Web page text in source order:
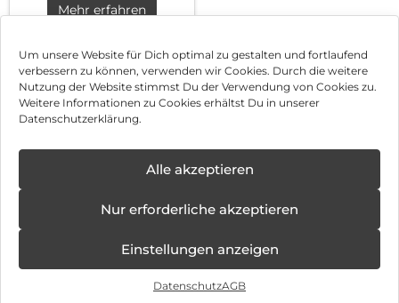
Um unsere Website für Dich optimal zu gestalten und fortlaufend
verbessern zu können, verwenden wir Cookies. Durch die weitere
Nutzung der Website stimmst Du der Verwendung von Cookies zu.
Weitere Informationen zu Cookies erhältst Du in unserer
Datenschutzerklärung.
Alle akzeptieren
Nur erforderliche akzeptieren
Einstellungen anzeigen
DatenschutzAGB
Mehr erfahren
Impressum
Hinweis zur Batterieentsorgung
Newsletter
, Brodos AG – All Rights Reserved.
Öffnungstage
08.12.2025 -